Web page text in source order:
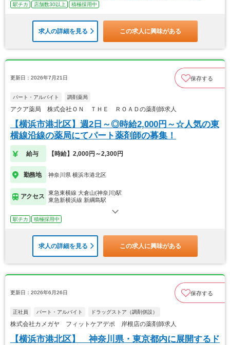
駅チカ
店舗数30以上 積極採用中
求人の詳細を見る この求人に興味がある
更新日：2026年7月21日 保存する
パート・アルバイト 調剤薬局
アクア薬局 株式会社ＯＮ ＴＨＥ ＲＯＡＤの薬剤師求人
【横浜市港北区】週2日～◎時給2,000円～☆人気の東
横線沿線の薬局にてパート薬剤師の募集！
給与 【時給】2,000円～2,300円
勤務地 神奈川県 横浜市港北区
アクセス
東急東横線 大倉山(神奈川)駅
東急新横浜線 新綱島駅
駅チカ 積極採用中
求人の詳細を見る この求人に興味がある
更新日：2026年6月26日 保存する
正社員 パート・アルバイト ドラッグストア（調剤併設）
株式会社カメガヤ フィットケアデポ 岸根店の薬剤師求人
【横浜市港北区】 神奈川県・東京都内に展開するド